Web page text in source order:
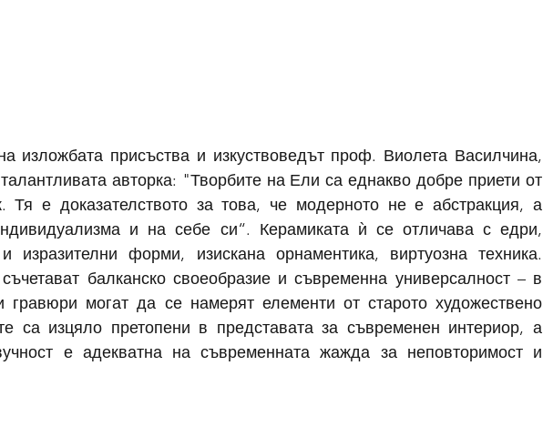
изложбата присъства и изкуствоведът проф. Виолета Василчина,
авторка: "Творбите на Ели са еднакво добре приети от
е доказателството за това, че модерното не е абстракция, а
и на себе си“. Керамиката ѝ се отличава с едри,
изразителни форми, изискана орнаментика, виртуозна техника.
балканско своеобразие и съвременна универсалност – в
могат да се намерят елементи от старото художествено
са изцяло претопени в представата за съвременен интериор, а
е адекватна на съвременната жажда за неповторимост и